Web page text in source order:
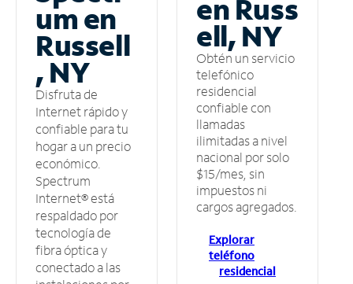
um en
Russell
, NY
Disfruta de
Internet rápido y
confiable para tu
hogar a un precio
económico.
Spectrum
Internet® está
respaldado por
tecnología de
fibra óptica y
conectado a las
en Russ
ell, NY
Obtén un servicio
telefónico
residencial
confiable con
llamadas
ilimitadas a nivel
nacional por solo
$15/mes, sin
impuestos ni
cargos agregados.
Explorar
teléfono
residencial